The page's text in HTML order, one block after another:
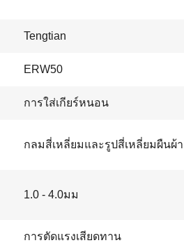
Tengtian
ERW50
การใส่เกียร์หนอน
กลมสี่เหลี่ยมและรูปสี่เหลี่ยมผืนผ้า
1.0 - 4.0มม
การตัดแรงเสียดทาน